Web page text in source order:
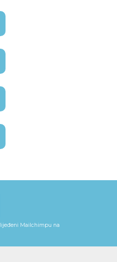
Mailchimpu na